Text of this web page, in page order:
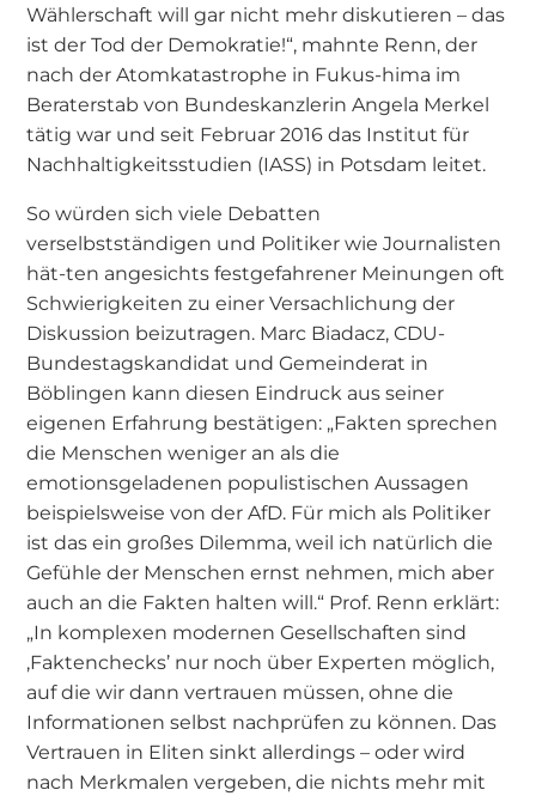
Wählerschaft will gar nicht mehr diskutieren – das
ist der Tod der Demokratie!“, mahnte Renn, der
nach der Atomkatastrophe in Fukus-hima im
Beraterstab von Bundeskanzlerin Angela Merkel
tätig war und seit Februar 2016 das Institut für
Nachhaltigkeitsstudien (IASS) in Potsdam leitet.
So würden sich viele Debatten
verselbstständigen und Politiker wie Journalisten
hät-ten angesichts festgefahrener Meinungen oft
Schwierigkeiten zu einer Versachlichung der
Diskussion beizutragen. Marc Biadacz, CDU-
Bundestagskandidat und Gemeinderat in
Böblingen kann diesen Eindruck aus seiner
eigenen Erfahrung bestätigen: „Fakten sprechen
die Menschen weniger an als die
emotionsgeladenen populistischen Aussagen
beispielsweise von der AfD. Für mich als Politiker
ist das ein großes Dilemma, weil ich natürlich die
Gefühle der Menschen ernst nehmen, mich aber
auch an die Fakten halten will.“ Prof. Renn erklärt:
„In komplexen modernen Gesellschaften sind
‚Faktenchecks’ nur noch über Experten möglich,
auf die wir dann vertrauen müssen, ohne die
Informationen selbst nachprüfen zu können. Das
Vertrauen in Eliten sinkt allerdings – oder wird
nach Merkmalen vergeben, die nichts mehr mit